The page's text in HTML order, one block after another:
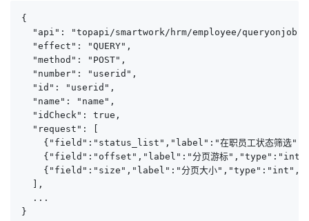
{
  "api": "topapi/smartwork/hrm/employee/queryonjob",
  "effect": "QUERY",
  "method": "POST",
  "number": "userid",
  "id": "userid",
  "name": "name",
  "idCheck": true,
  "request": [
{"field":"status_list","label":"在职员工状态筛选
{"field":"offset","label":"分页游标
{"field":"size","label":"分页大小
  ],
  ...
}